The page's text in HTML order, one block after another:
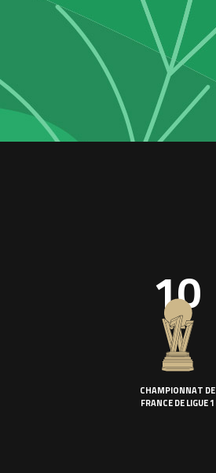
10
CHAMPIONNAT DE
FRANCE DE LIGUE 1